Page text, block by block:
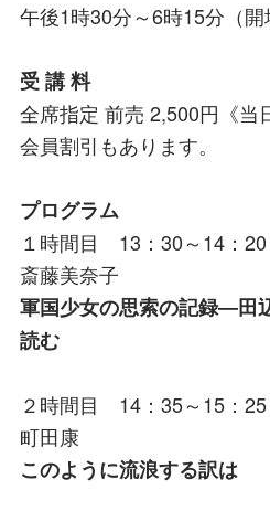
午後1時30分～6時15分（開
受 講 料
全席指定 前売 2,500円《当
会員割引もあります。
プログラム
１時間目 13：30～14：20
斎藤美奈子
軍国少女の思索の記録―田
読む
２時間目 14：35～15：25
町田康
このように流浪する訳は